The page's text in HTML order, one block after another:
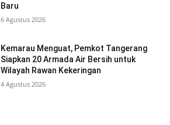
Baru
6 Agustus 2026
Kemarau Menguat, Pemkot Tangerang
Siapkan 20 Armada Air Bersih untuk
Wilayah Rawan Kekeringan
4 Agustus 2026